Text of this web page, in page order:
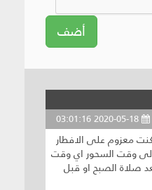
أضف
معزوم على الافطار
وقت السحور اي وقت
صلاة الصبح او قبل